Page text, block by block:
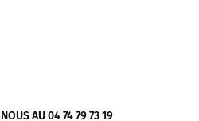
AU 04 74 79 73 19